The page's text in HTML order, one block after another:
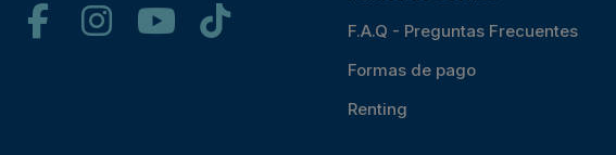
F.A.Q - Preguntas Frecuentes
Formas de pago
Renting